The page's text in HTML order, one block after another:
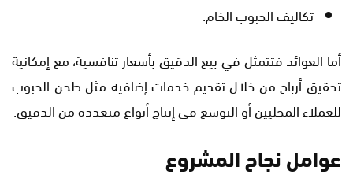
تكاليف الحبوب الخام.
أما العوائد فتتمثل في بيع الدقيق بأسعار تنافسية، مع إمكانية
تحقيق أرباح من خلال تقديم خدمات إضافية مثل طحن الحبوب
للعملاء المحليين أو التوسع في إنتاج أنواع متعددة من الدقيق.
عوامل نجاح المشروع